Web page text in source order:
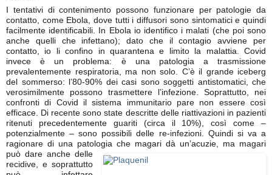
I tentativi di contenimento possono funzionare per patologie da
contatto, come Ebola, dove tutti i diffusori sono sintomatici e quindi
facilmente identificabili. In Ebola io identifico i malati (che poi sono
anche quelli che infettano); dato che il contagio avviene per
contatto, io li confino in quarantena e limito la malattia. Covid
invece è un problema: è una patologia a trasmissione
prevalentemente respiratoria, ma non solo. C’è il grande iceberg
del sommerso: l’80-90% dei casi sono soggetti antistomatici, che
verosimilmente possono trasmettere l’infezione. Soprattutto, nei
confronti di Covid il sistema immunitario pare non essere così
efficace. Di recente sono state descritte delle riattivazioni in pazienti
ritenuti precedentemente guariti (circa il 10%), così come –
potenzialmente – sono possibili delle re-infezioni. Quindi si va a
ragionare di una patologia che magari dà un’acuzie, ma magari
può dare anche delle
recidive, e soprattutto